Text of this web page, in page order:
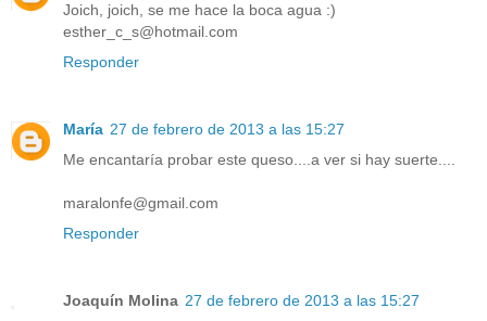
Joich, joich, se me hace la boca agua :)
esther_c_s@hotmail.com
Responder
María 27 de febrero de 2013 a las 15:27
Me encantaría probar este queso....a ver si hay suerte....
maralonfe@gmail.com
Responder
Joaquín Molina 27 de febrero de 2013 a las 15:27